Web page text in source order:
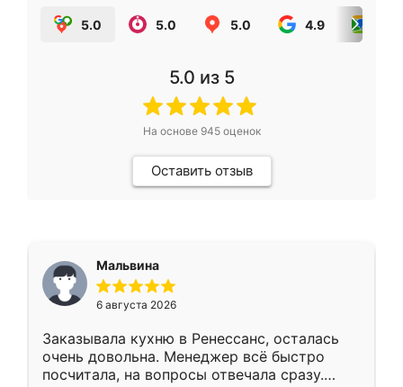
5.0 5.0 5.0 4.9
5.0 из 5
На основе 945оценок
Оставить отзыв
Мальвина
6 августа 2026
Заказывала кухню в Ренессанс, осталась
очень довольна. Менеджер всё быстро
посчитала, на вопросы отвечала сразу.